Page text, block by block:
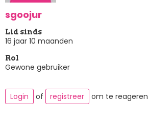
sgoojur
Lid sinds
16 jaar 10 maanden
Rol
Gewone gebruiker
Login of registreer om te reageren